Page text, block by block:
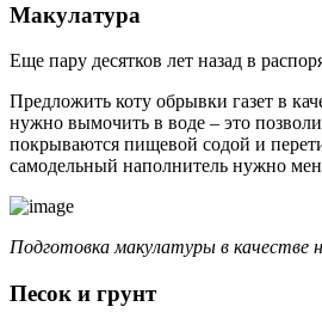
Макулатура
Еще пару десятков лет назад в
Предложить коту обрывки газет в
нужно вымочить в воде – это
покрываются пищевой содой и
самодельный наполнитель нужно
Подготовка макулатуры в качестве
Песок и грунт